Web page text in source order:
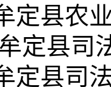
定县农
定县司
定县司